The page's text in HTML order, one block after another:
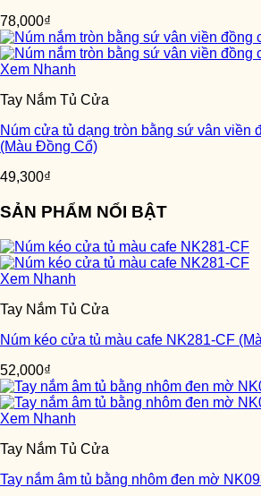
78,000₫
Xem Nhanh
Tay Nắm Tủ Cửa
Núm cửa tủ dạng tròn bằng sứ vân viền
(Màu Đồng Cổ)
49,300₫
SẢN PHẨM NỔI BẬT
Xem Nhanh
Tay Nắm Tủ Cửa
Núm kéo cửa tủ màu cafe NK281-CF
52,000₫
Xem Nhanh
Tay Nắm Tủ Cửa
Tay nắm âm tủ bằng nhôm đen mờ